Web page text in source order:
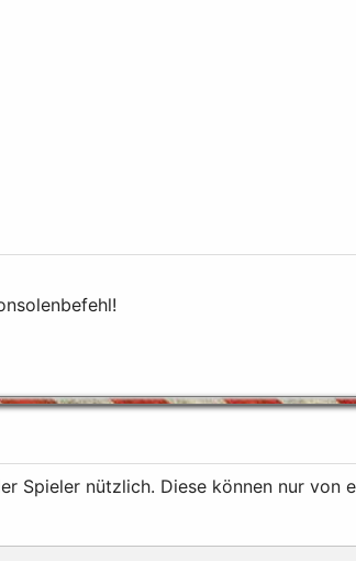
Spieler nützlich. Diese können nur von